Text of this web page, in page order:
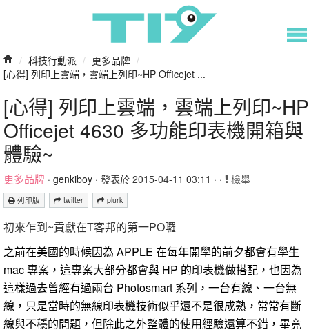
/ 科技行動派 / 更多品牌 /
[心得] 列印上雲端，雲端上列印~HP Officejet ...
[心得] 列印上雲端，雲端上列印~HP
Officejet 4630 多功能印表機開箱與
體驗~
更多品牌 · genkiboy · 發表於 2015-04-11 03:11 · · 檢舉
列印版 twitter plurk
初來乍到~貢獻在T客邦的第一PO囉
之前在美國的時候因為 APPLE 在每年開學的前夕都會有學生
mac 專案，這專案大部分都會與 HP 的印表機做搭配，也因為
這樣過去曾經有過兩台 Photosmart 系列，一台有線、一台無
線，只是當時的無線印表機技術似乎還不是很成熟，常常有斷
線與不穩的問題，但除此之外整體的使用經驗還算不錯，畢竟